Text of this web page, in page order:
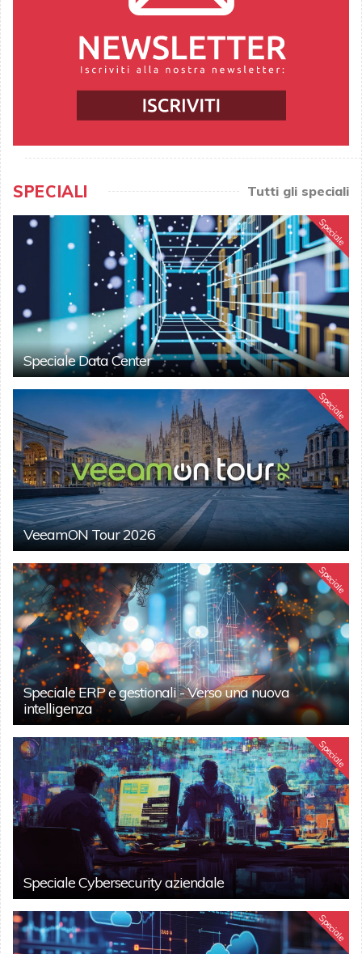
SPECIALI Tutti gli speciali
Speciale
Speciale Data Center
Speciale
VeeamON Tour 2026
Speciale
Speciale ERP e gestionali - Verso una nuova
intelligenza
Speciale
Speciale Cybersecurity aziendale
Speciale